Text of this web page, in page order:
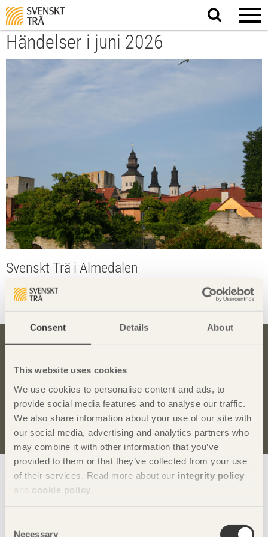
Consent Details About
This website uses cookies
We use cookies to personalise content and ads, to
provide social media features and to analyse our traffic.
We also share information about your use of our site with
our social media, advertising and analytics partners who
may combine it with other information that you’ve
provided to them or that they’ve collected from your use
of their services. Read more about our integrity policy
and cookie policy
Necessary
Sök
på
Händelser i juni 2026
Svenskt Trä i Almedalen
Svenskt Trä arrangerar ett seminarium på onsdagen den 24
juni med rubriken "Med krisen som drivkraft".
seminarier och Svenskt Träs nyhetsbrevTrä
Anmäl dig för att få inspiration
Visa sajtkarta
Svenskt Trä sprider kunskap om trä, träprodukter och